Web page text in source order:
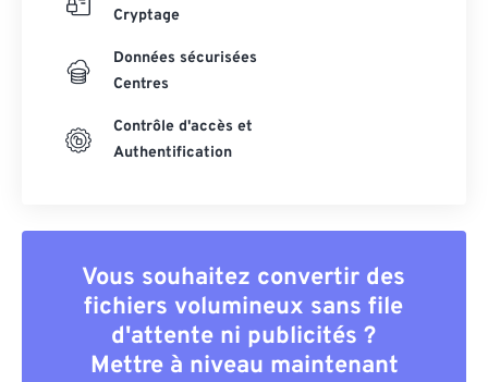
Cryptage
Données sécurisées
Centres
Contrôle d'accès et
Authentification
Vous souhaitez convertir des
fichiers volumineux sans file
d'attente ni publicités ?
Mettre à niveau maintenant